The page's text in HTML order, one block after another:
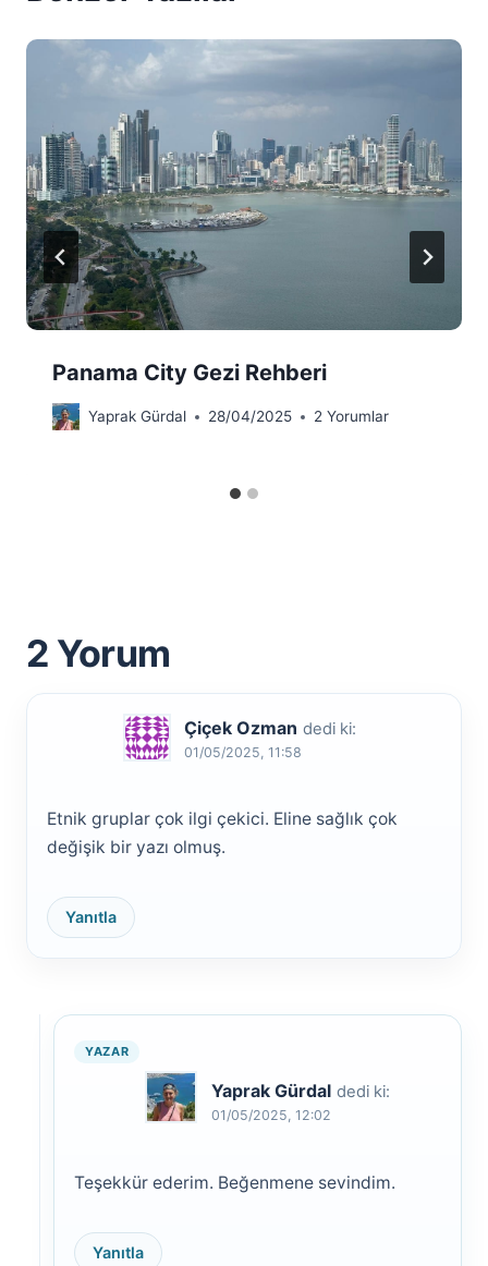
Panama City Gezi Rehberi
Yaprak Gürdal 28/04/2025 2 Yorumlar
2 Yorum
Çiçek Ozman dedi ki:
01/05/2025, 11:58
Etnik gruplar çok ilgi çekici. Eline sağlık çok
değişik bir yazı olmuş.
Yanıtla
Yaprak Gürdal dedi ki:
01/05/2025, 12:02
Teşekkür ederim. Beğenmene sevindim.
Yanıtla